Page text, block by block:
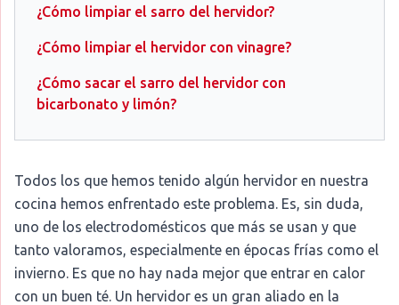
¿Cómo limpiar el sarro del hervidor?
¿Cómo limpiar el hervidor con vinagre?
¿Cómo sacar el sarro del hervidor con
bicarbonato y limón?
Todos los que hemos tenido algún hervidor en nuestra
cocina hemos enfrentado este problema. Es, sin duda,
uno de los electrodomésticos que más se usan y que
tanto valoramos, especialmente en épocas frías como el
invierno. Es que no hay nada mejor que entrar en calor
con un buen té. Un hervidor es un gran aliado en la